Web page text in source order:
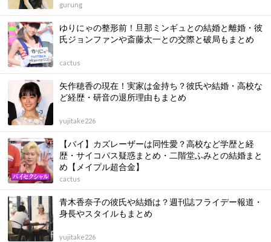
gurung
ゆりにゃの整形前！旦那ミンギュとの結婚と離婚・彼
氏ジョンファンや斎藤太一との交際と破局もまとめ
cactus
矢作穂香の現在！実家は金持ち？彼氏や結婚・高校な
ど経歴・研音の退所理由もまとめ
yujitake226
【バイ】カズレーザーは同性愛？高校など学歴と経
歴・サイコパス疑惑まとめ・二階堂ふみとの結婚まと
め【メイプル超合金】
cactus
青木香奈子の彼氏や結婚は？週刊誌フライデー報道・
身長やスタイルもまとめ
yujitake226